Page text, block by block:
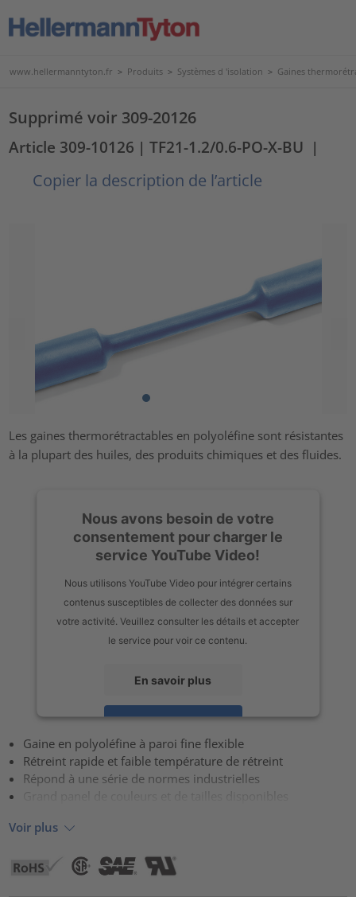
www.hellermanntyton.fr > Produits > Systèmes d 'isolation > Gaines
Supprimé voir 309-20126
Article 309-10126 | TF21-1.2/0.6-PO-X-BU |
Copier la description de l’article
Les gaines thermorétractables en polyoléfine sont résistantes
à la plupart des huiles, des produits chimiques et des fluides.
Nous avons besoin de votre
consentement pour charger le
service YouTube Video!
Nous utilisons YouTube Video pour intégrer certains
contenus susceptibles de collecter des données sur
votre activité. Veuillez consulter les détails et accepter
le service pour voir ce contenu.
En savoir plus
Accepter
powered byUsercentrics Consent Management Platform
Gaine en polyoléfine à paroi fine flexible
Rétreint rapide et faible température de rétreint
Répond à une série de normes industrielles
Voir plus